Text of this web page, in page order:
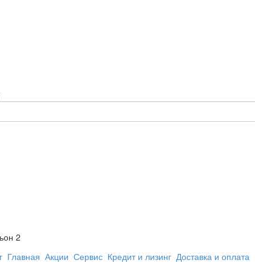
2
Главная Акции Сервис Кредит и лизинг Доставка и оплата